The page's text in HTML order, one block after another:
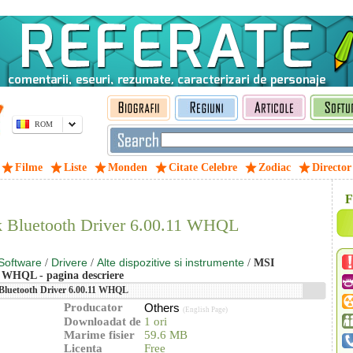
ROM
Filme Liste Monden Citate Celebre Zodiac Director
Driver 6.00.11 WHQL
/ Drivere / Alte dispozitive si instrumente / MSI
- pagina descriere
Driver 6.00.11 WHQL
Producator Others (English Page)
Downloadat de 1 ori
Marime fisier
59.6 MB
Licenta
Free